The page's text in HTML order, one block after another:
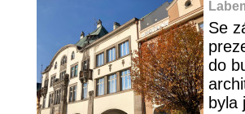
Se
do
byla